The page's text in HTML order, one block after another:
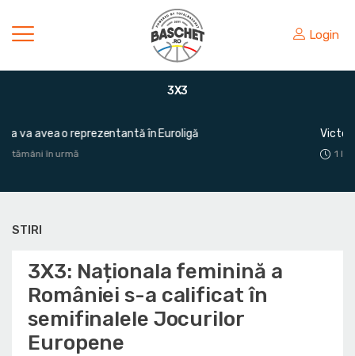
Login
3X3
Victorie mare pentru România în fața Greciei
STIRI
3X3: Naționala feminină a
României s-a calificat în
semifinalele Jocurilor
Europene